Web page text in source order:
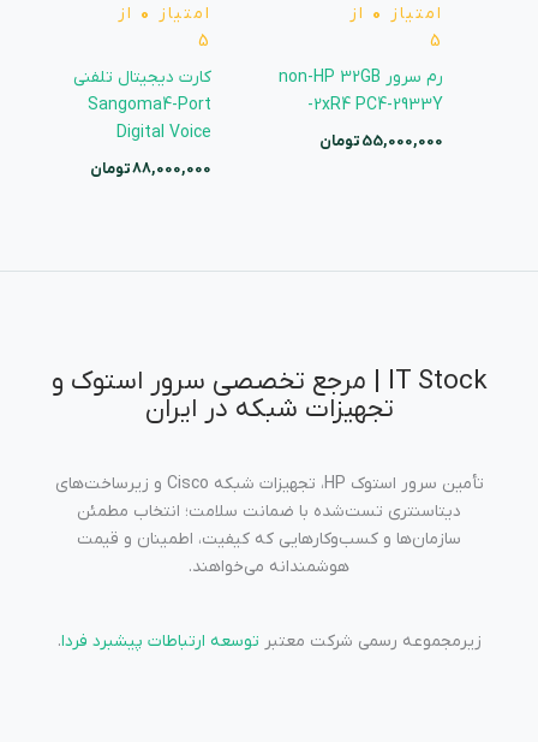
امتیاز 0 از
5
رم سرور non-HP 32GB
2xR4 PC4-2933Y-
55,000,000تومان
امتیاز 0 از
5
کارت دیجیتال تلفنی
Sangoma4-Port
Digital Voice
88,000,000تومان
IT Stock | مرجع تخصصی سرور استوک و
تجهیزات شبکه در ایران
تأمین سرور استوک HP، تجهیزات شبکه Cisco و زیرساخت‌های
دیتاسنتری تست‌شده با ضمانت سلامت؛ انتخاب مطمئن
سازمان‌ها و کسب‌وکارهایی که کیفیت، اطمینان و قیمت
هوشمندانه می‌خواهند.
زیرمجموعه رسمی شرکت معتبر توسعه ارتباطات پیشبرد فردا.